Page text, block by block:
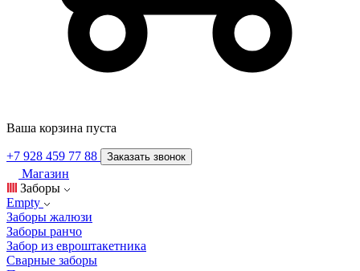
Ваша корзина пуста
+7 928 459 77 88 Заказать звонок
Магазин
Заборы
Empty
Заборы жалюзи
Заборы ранчо
Забор из евроштакетника
Сварные заборы